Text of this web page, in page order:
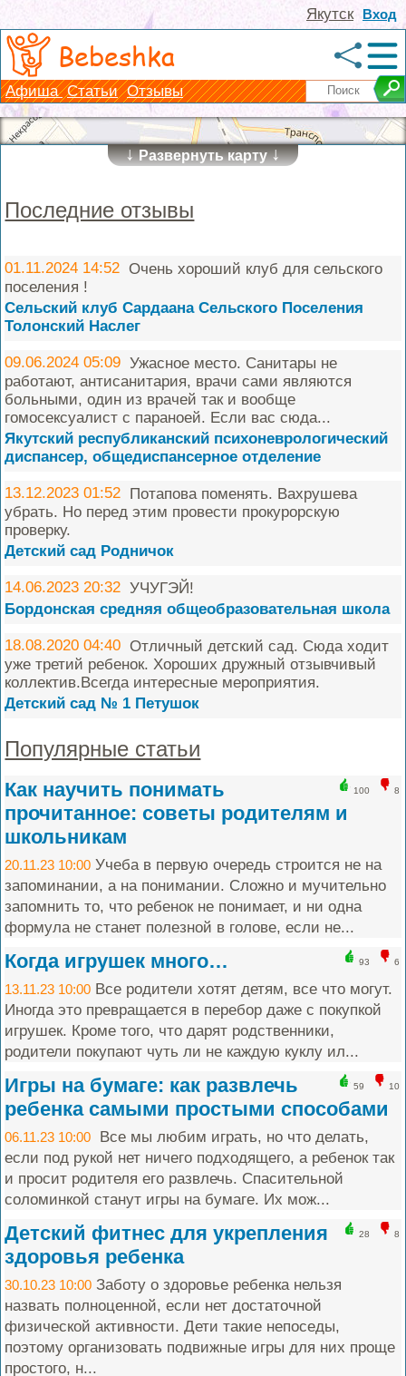
Вход
Якутск
Bebeshka
Афиша Статьи Отзывы
↓Развернуть карту↓
Последние отзывы
01.11.2024 14:52 Очень хороший клуб для сельского
поселения !
Сельский клуб Сардаана Сельского Поселения
Толонский Наслег
09.06.2024 05:09 Ужасное место. Санитары не
работают, антисанитария, врачи сами являются
больными, один из врачей так и вообще
гомосексуалист с параноей. Если вас сюда...
Якутский республиканский психоневрологический
диспансер, общедиспансерное отделение
13.12.2023 01:52 Потапова поменять. Вахрушева
убрать. Но перед этим провести прокурорскую
проверку.
Детский сад Родничок
14.06.2023 20:32 УЧУГЭЙ!
Бордонская средняя общеобразовательная школа
18.08.2020 04:40 Отличный детский сад. Сюда ходит
уже третий ребенок. Хороших дружный отзывчивый
коллектив.Всегда интересные мероприятия.
Детский сад № 1 Петушок
Популярные статьи
100 8
Как научить понимать
прочитанное: советы родителям и
школьникам
20.11.23 10:00 Учеба в первую очередь строится не на
запоминании, а на понимании. Сложно и мучительно
запомнить то, что ребенок не понимает, и ни одна
формула не станет полезной в голове, если не...
93 6
Когда игрушек много…
13.11.23 10:00 Все родители хотят детям, все что могут.
Иногда это превращается в перебор даже с покупкой
игрушек. Кроме того, что дарят родственники,
родители покупают чуть ли не каждую куклу ил...
59 10
Игры на бумаге: как развлечь
ребенка самыми простыми способами
06.11.23 10:00 Все мы любим играть, но что делать,
если под рукой нет ничего подходящего, а ребенок так
и просит родителя его развлечь. Спасительной
соломинкой станут игры на бумаге. Их мож...
28 8
Детский фитнес для укрепления
здоровья ребенка
30.10.23 10:00 Заботу о здоровье ребенка нельзя
назвать полноценной, если нет достаточной
физической активности. Дети такие непоседы,
поэтому организовать подвижные игры для них проще
простого, н...